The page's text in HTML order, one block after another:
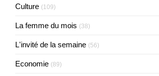
Culture (109)
La femme du mois (38)
L'invité de la semaine (56)
Economie (89)